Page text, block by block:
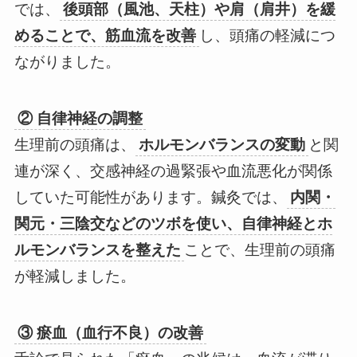
では、
後頭部（風池、天柱）や肩（肩井）を緩
めることで、筋血流を改善 し、頭痛の軽減につ
ながりました。
② 自律神経の調整
生理前の頭痛は、
ホルモンバランスの変動 と関
連が深く、交感神経の過緊張や血流悪化が関係
していた可能性があります。鍼灸では、
内関・
関元・三陰交などのツボを使い、自律神経とホ
ルモンバランスを整えた ことで、生理前の頭痛
が軽減しました。
③ 瘀血（血行不良）の改善